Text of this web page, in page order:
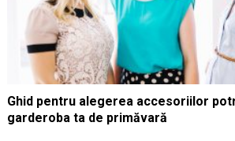
Ghid pentru alegerea accesoriilor
garderoba ta de primăvară